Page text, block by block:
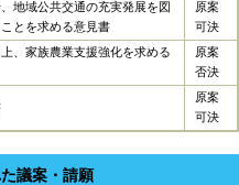
地域公共交通の充実発展を図
とを求める意見書
原案
可決
、家族農業支援強化を求める
原案
否決
原案
可決
議案・請願